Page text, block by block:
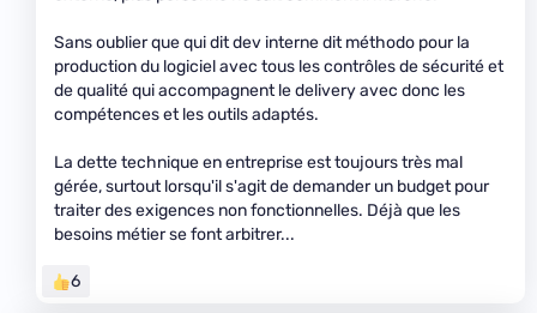
Sans oublier que qui dit dev interne dit méthodo pour la
production du logiciel avec tous les contrôles de sécurité et
de qualité qui accompagnent le delivery avec donc les
compétences et les outils adaptés.
La dette technique en entreprise est toujours très mal
gérée, surtout lorsqu'il s'agit de demander un budget pour
traiter des exigences non fonctionnelles. Déjà que les
besoins métier se font arbitrer...
6